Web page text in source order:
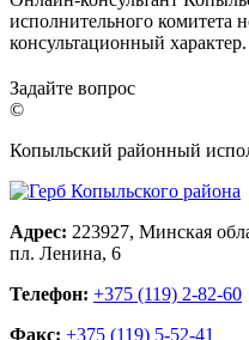
исполнительного комитета
консультационный характер.
Задайте вопрос
©
Копыльский районный
Адрес: 223927, Минская
пл. Ленина, 6
Телефон: +375 (119) 2-82-60
Факс: +375 (119) 5-52-41